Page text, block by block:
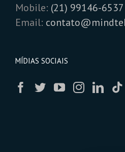
Mobile: (21) 99146-6537
Email:
MÍDIAS SOCIAIS